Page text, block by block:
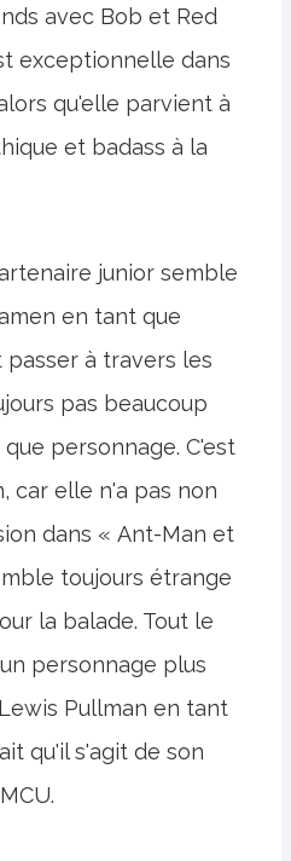
avec Bob et Red
exceptionnelle dans
qu'elle parvient à
et badass à la
junior semble
en tant que
à travers les
pas beaucoup
personnage. C'est
car elle n'a pas non
dans « Ant-Man et
toujours étrange
la balade. Tout le
personnage plus
Pullman en tant
qu'il s'agit de son